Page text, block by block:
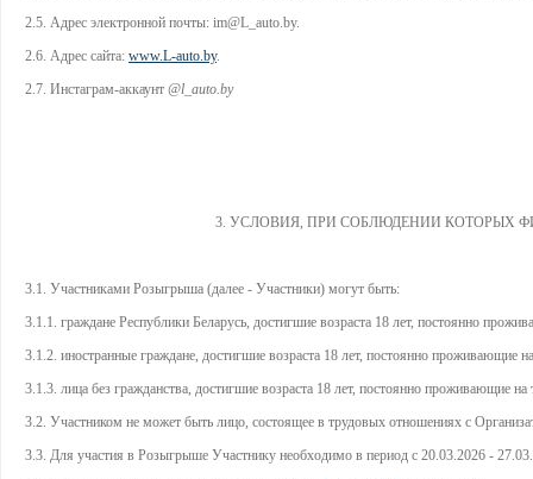
2.5. Адрес электронной почты: im@L_auto.by.
2.6. Адрес сайта: www.L-auto.by.
2.7. Инстаграм-аккаунт @l_auto.by
3. УСЛОВИЯ, ПРИ СОБЛЮДЕНИИ КОТОРЫХ
3.1. Участниками Розыгрыша (далее - Участники) могут быть:
3.1.1. граждане Республики Беларусь, достигшие возраста 18 лет, постоянно
3.1.2. иностранные граждане, достигшие возраста 18 лет, постоянно проживающие
3.1.3. лица без гражданства, достигшие возраста 18 лет, постоянно проживающие
3.2. Участником не может быть лицо, состоящее в трудовых отношениях с
3.3. Для участия в Розыгрыше Участнику необходимо в период с 20.03.2026 -